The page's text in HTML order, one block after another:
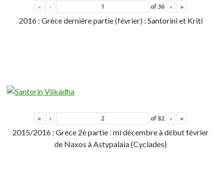
« ‹ of36 › »
2016 : Grèce dernière partie (février) : Santorini et Kriti
« ‹ of82 › »
2015/2016 : Grèce 2è partie : mi décembre à début février
de Naxos à Astypalaia (Cyclades)